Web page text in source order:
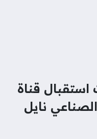
استقبال قناة
نايل